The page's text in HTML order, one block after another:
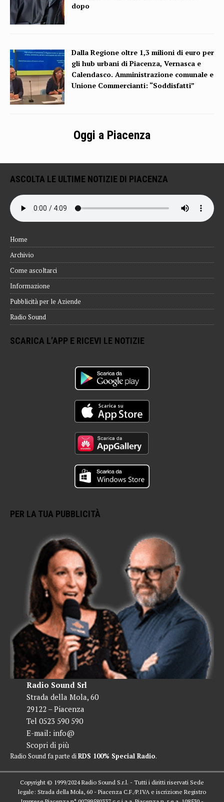
dopo
Dalla Regione oltre 1,3 milioni di euro per
gli hub urbani di Piacenza, Vernasca e
Calendasco. Amministrazione comunale e
Unione Commercianti: “Soddisfatti”
Oggi a Piacenza
ASCOLTA LE ULTIME NOTIZIE DI PIACENZA
Home
Archivio
Come ascoltarci
Informazione
Pubblicità per le Aziende
Radio Sound
SCARICA L’APP E RICEVI LE NOTIZIE
PER LA TUA PUBBLICITÀ
Radio Sound Srl
Strada della Mola, 60
29122 – Piacenza
Tel 0523 590 590
E-mail: info@
Scopri di più
Radio Sound fa parte diRDS 100% Special Radio.
Copyright © 1999/2024 Radio Sound S.r.l. - Tutti i diritti riservati Sede
legale: Strada della Mola, 60 - Piacenza C.F./P.IVA e iscrizione Registro